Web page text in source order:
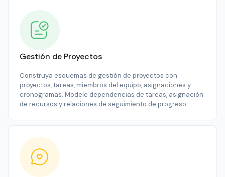
Gestión de Proyectos
Construya esquemas de gestión de proyectos con
proyectos, tareas, miembros del equipo, asignaciones y
cronogramas. Modele dependencias de tareas, asignación
de recursos y relaciones de seguimiento de progreso.